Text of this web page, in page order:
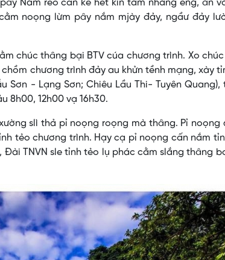
Nam rèo cần ké hết kin tẳm nhằng eng, ăn
noọng lừm pây nắm mjày đảy, ngầư đảy
chúc thâng bại BTV cúa chương trình. Xo
chương trình đảy au khửn tềnh mạng, xày
Sơn - Lạng Sơn; Chiêu Lầu Thi- Tuyên Quang),
8h00, 12h00 vạ 16h30.
slì thả pỉ noọng roọng mà thâng. Pỉ noọng
tẻo chương trình. Hạy cạ pỉ noọng cấn nắm
Đài TNVN sle tỉnh tẻo lụ phác cằm slắng thâng